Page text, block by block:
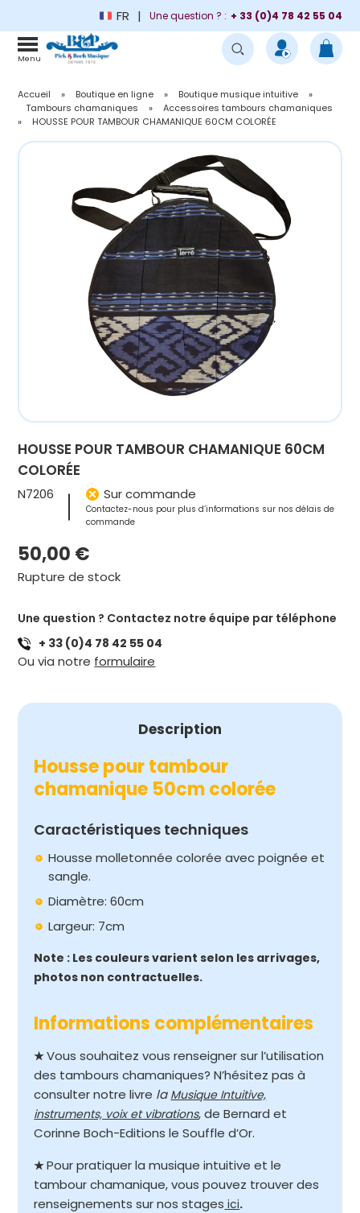
FR Une question ? : + 33 (0)4 78 42 55 04
Menu
Accueil » Boutique en ligne » Boutique musique intuitive
»
Tambours chamaniques
»
Accessoires tambours chamaniques
»
HOUSSE POUR TAMBOUR CHAMANIQUE 60CM COLORÉE
HOUSSE POUR TAMBOUR CHAMANIQUE 60CM
COLORÉE
N7206 Sur commande
Contactez-nous pour plus d’informations sur nos délais de
commande
50,00 €
Rupture de stock
Une question ? Contactez notre équipe par téléphone
+ 33 (0)4 78 42 55 04
Ou via notre formulaire
Description
Housse pour tambour
chamanique 50cm colorée
Caractéristiques techniques
Housse molletonnée colorée avec poignée et
sangle.
Diamètre: 60cm
Largeur: 7cm
Note : Les couleurs varient selon les arrivages,
photos non contractuelles.
Informations complémentaires
★Vous souhaitez vous renseigner sur l’utilisation
des tambours chamaniques? N’hésitez pas à
consulter notre livre la Musique Intuitive,
instruments, voix et vibrations, de Bernard et
Corinne Boch-Editions le Souffle d’Or.
★Pour pratiquer la musique intuitive et le
tambour chamanique, vous pouvez trouver des
renseignements sur nos stages ici.